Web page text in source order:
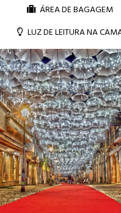
ÁREA DE BAGAGEM
LUZ DE LEITURA NA